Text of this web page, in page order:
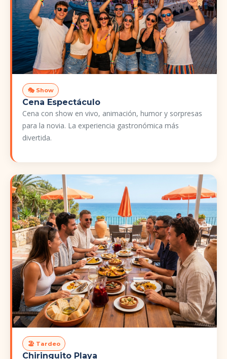
🎭 Show
Cena Espectáculo
Cena con show en vivo, animación, humor y sorpresas
para la novia. La experiencia gastronómica más
divertida.
🏖️ Tardeo
Chiringuito Playa